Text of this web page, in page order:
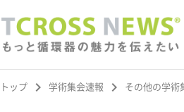
トップ keyboard_arrow_right 学術集会速報 keyboard_arrow_right その他の学術